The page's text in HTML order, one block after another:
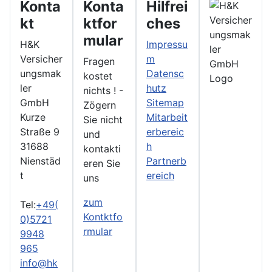
Konta
kt
H&K
Versicher
ungsmak
ler
GmbH
Kurze
Straße 9
31688
Nienstäd
t
Tel:+49(
0)5721
9948
965
info@hk
Konta
ktfor
mular
Fragen
kostet
nichts ! -
Zögern
Sie nicht
und
kontakti
eren Sie
uns
zum
Kontktfo
rmular
Hilfrei
ches
Impressu
m
Datensc
hutz
Sitemap
Mitarbeit
erbereic
h
Partnerb
ereich